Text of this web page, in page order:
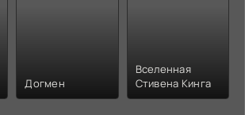
Догмен
Вселенная
Стивена Кинга